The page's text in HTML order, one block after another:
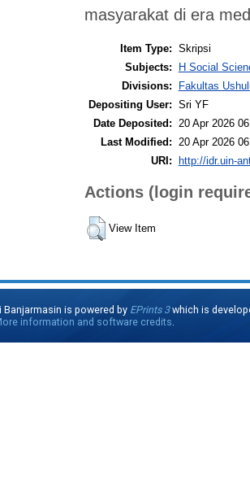
masyarakat di era
Item Type: Skripsi
Subjects:
H Social
Divisions:
Fakultas
Depositing User: Sri YF
Date Deposited:
20 Apr 2026
Last Modified:
20 Apr 2026
URI: http://idr.uin-
Actions (login
View Item
Banjarmasin is powered by EPrints 3which is
information and software credits.